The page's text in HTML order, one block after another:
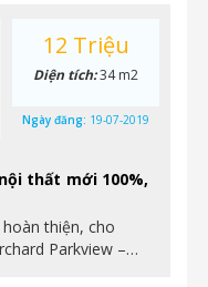
thất mới 100%,
thiện, cho
Parkview –…
12 Triệu
Diện tích:34 m2
Ngày đăng: 19-07-2019